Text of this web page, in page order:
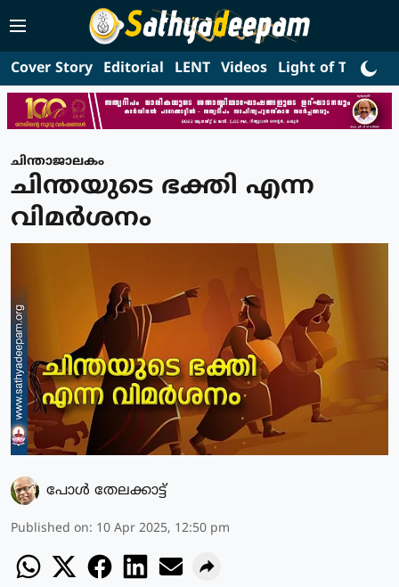
Cover Story Editorial LENT Videos Light of Truth
ചിന്താജാലകം
ചിന്തയുടെ ഭക്തി എന്ന
വിമര്‍ശനം
പോള്‍ തേലക്കാട്ട്‌
Published on: 10 Apr 2025, 12:50 pm